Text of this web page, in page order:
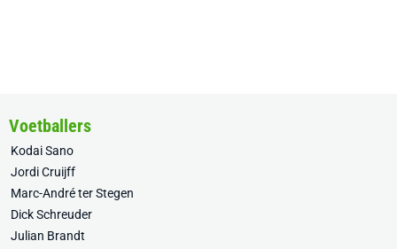
Voetballers
Kodai Sano
Jordi Cruijff
Marc-André ter Stegen
Dick Schreuder
Julian Brandt